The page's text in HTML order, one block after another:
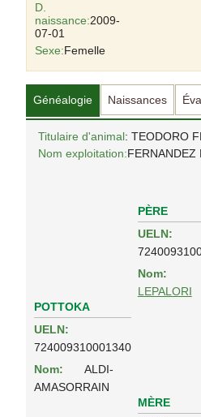
D.
naissance:2009-
07-01
Sexe:Femelle
Généalogie Naissances
Titulaire d'animal: TEODORO
Nom exploitation:FERNANDEZ
POTTOKA
UELN:
724009310001340
Nom:
ALDI-
AMASORRAIN
PÈRE
UELN:
Nom:
LEPALORI
MÈRE